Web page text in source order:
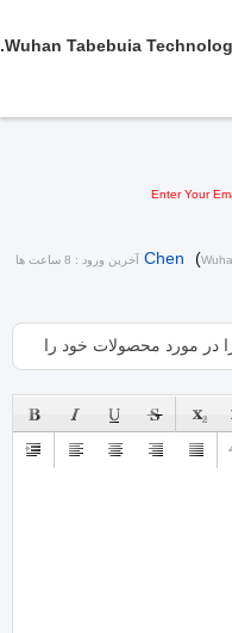
Wuhan Tabebuia
Enter Your
Chen (
آخرین ورود : 8 ساعت ها